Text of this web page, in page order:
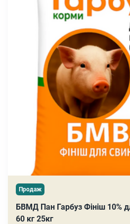
Продаж
БВМД Пан Гарбуз Фініш 10%
60 кг 25кг